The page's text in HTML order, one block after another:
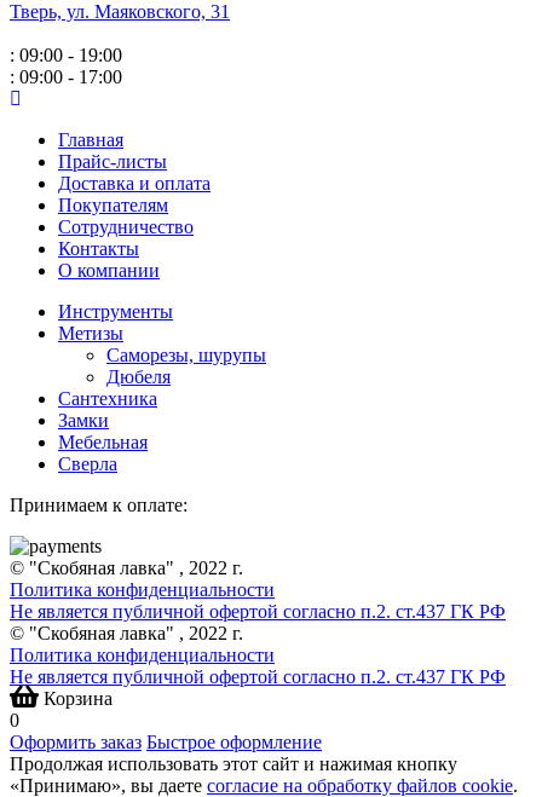
Тверь, ул. Маяковского, 31
: 09:00 - 19:00
: 09:00 - 17:00
Главная
Прайс-листы
Доставка и оплата
Покупателям
Сотрудничество
Контакты
О компании
Инструменты
Метизы
Саморезы, шурупы
Дюбеля
Сантехника
Замки
Мебельная
Сверла
Принимаем к оплате:
© "Скобяная лавка" , 2022 г.
Политика конфиденциальности
Не является публичной офертой согласно п.2. ст.437 ГК РФ
© "Скобяная лавка" , 2022 г.
Политика конфиденциальности
Не является публичной офертой согласно п.2. ст.437 ГК РФ
Корзина
0
Оформить заказ Быстрое оформление
Продолжая использовать этот сайт и нажимая кнопку
«Принимаю», вы даете согласие на обработку файлов cookie.